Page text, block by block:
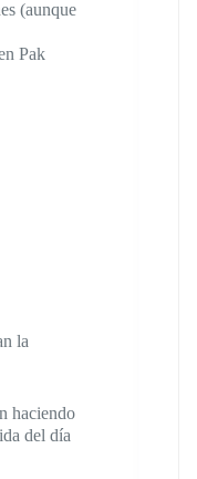
(aunque
Pak
la
haciendo
del día